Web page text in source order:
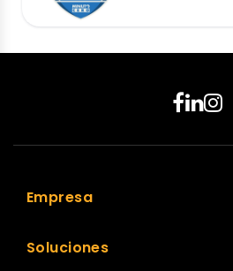
Empresa
Soluciones